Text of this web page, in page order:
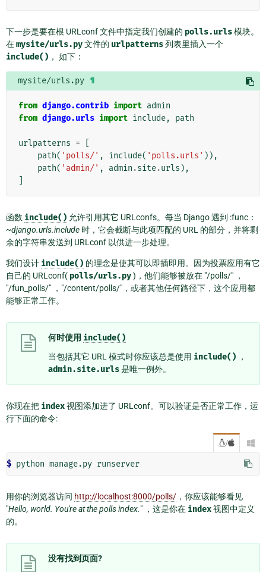
下一步是要在根 URLconf 文件中指定我们创建的 polls.urls模块。
在mysite/urls.py文件的 urlpatterns列表里插入一个
include() ， 如下：
mysite/urls.py ¶
from django.contrib import admin
from django.urls import include, path
urlpatterns =
path( 'polls/' , include( 'polls.urls' )),
path( 'admin/' , admin .site.urls ),
函数 include() 允许引用其它 URLconfs。每当 Django 遇到 :func：
~django.urls.include 时，它会截断与此项匹配的 URL 的部分，并将剩
余的字符串发送到 URLconf 以供进一步处理。
我们设计 include() 的理念是使其可以即插即用。因为投票应用有它
自己的 URLconf( polls/urls.py)，他们能够被放在 "/polls/" ，
"/fun_polls/" ，"/content/polls/"，或者其他任何路径下，这个应用都
能够正常工作。
何时使用 include()
当包括其它 URL 模式时你应该总是使用 include() ，
admin.site.urls是唯一例外。
你现在把 index视图添加进了 URLconf。可以验证是否正常工作，运
行下面的命令:
/ 
$
用你的浏览器访问 http://localhost:8000/polls/ ，你应该能够看见
"Hello, world. You're at the polls index." ，这是你在 index视图中定义
的。
没有找到页面?